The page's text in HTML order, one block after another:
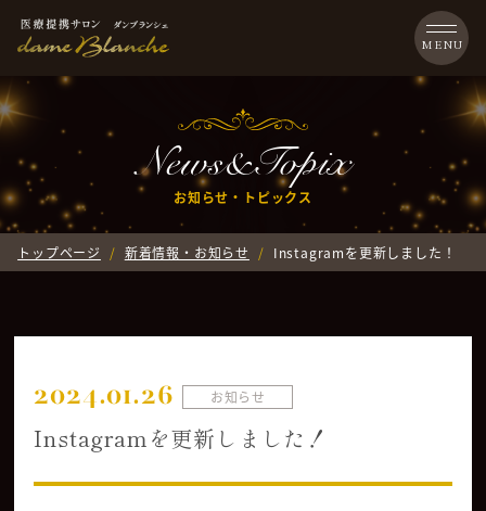
News&Topix
お知らせ・トピックス
トップページ 新着情報・お知らせ Instagramを更新しました！
2024.01.26 お知らせ
Instagramを更新しました！